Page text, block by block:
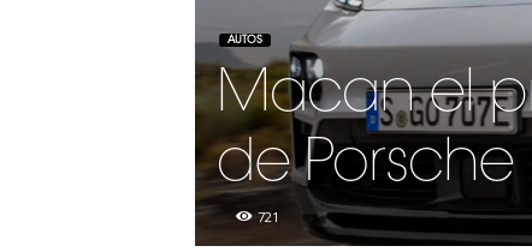
AUTOS
Macan el
de Porsche
721